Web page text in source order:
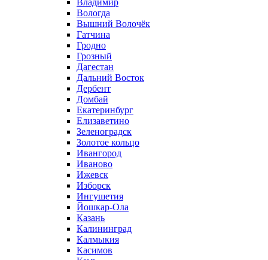
Владимир
Вологда
Вышний Волочёк
Гатчина
Гродно
Грозный
Дагестан
Дальний Восток
Дербент
Домбай
Екатеринбург
Елизаветино
Зеленоградск
Золотое кольцо
Ивангород
Иваново
Ижевск
Изборск
Ингушетия
Йошкар-Ола
Казань
Калининград
Калмыкия
Касимов